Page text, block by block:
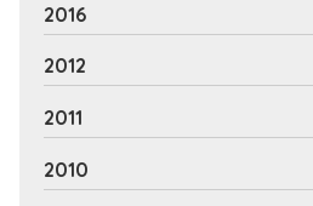
2016
2012
2011
2010